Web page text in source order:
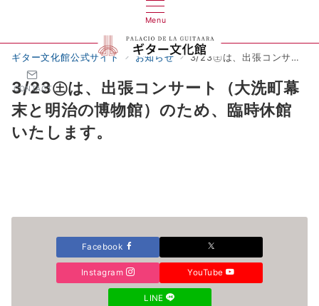
Menu
CONTACT
ギター文化館公式サイト お知らせ 3/23㊏は、出張コンサート（大洗町幕末と明治の博物館）のため、臨時休館いたします。
3/23㊏は、出張コンサート（大洗町幕
末と明治の博物館）のため、臨時休館
いたします。
Facebook
Instagram YouTube
LINE